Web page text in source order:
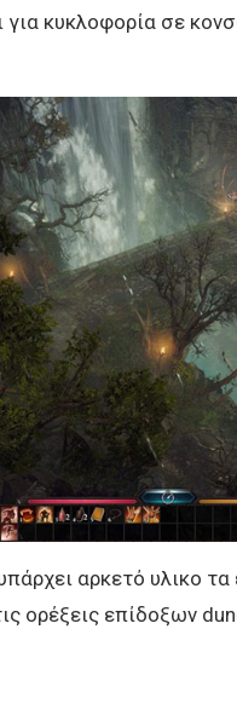
κυκλοφορία σε
αρκετό υλικο
ορέξεις επίδοξων